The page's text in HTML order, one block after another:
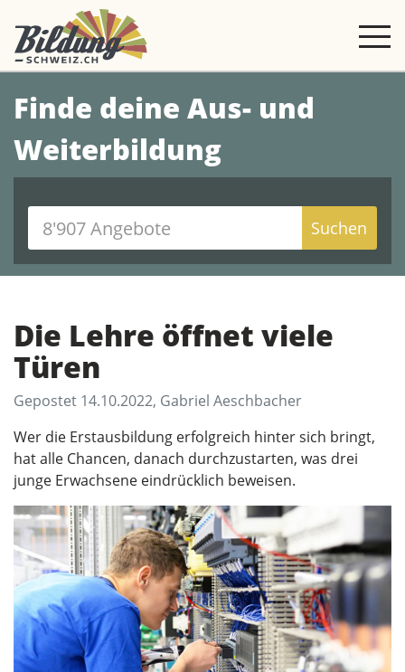
Finde deine Aus- und
Weiterbildung
Suchen
Die Lehre öffnet viele
Türen
Gepostet 14.10.2022, Gabriel Aeschbacher
Wer die Erstausbildung erfolgreich hinter sich bringt,
hat alle Chancen, danach durchzustarten, was drei
junge Erwachsene eindrücklich beweisen.